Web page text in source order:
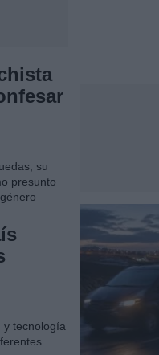
su
presunto
y tecnología